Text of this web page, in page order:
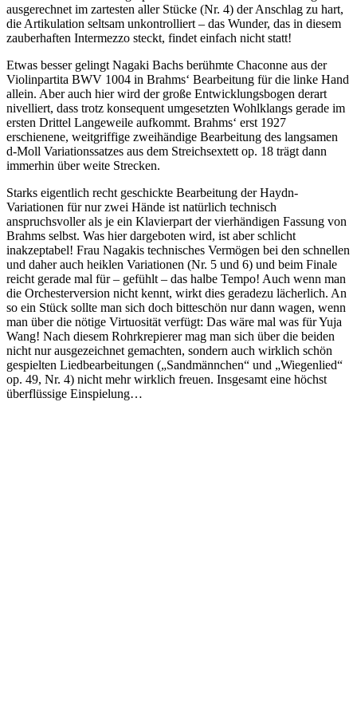
ausgerechnet im zartesten aller Stücke (Nr. 4) der Anschlag zu hart,
die Artikulation seltsam unkontrolliert – das Wunder, das in diesem
zauberhaften Intermezzo steckt, findet einfach nicht statt!
Etwas besser gelingt Nagaki Bachs berühmte Chaconne aus der
Violinpartita BWV 1004 in Brahms‘ Bearbeitung für die linke Hand
allein. Aber auch hier wird der große Entwicklungsbogen derart
nivelliert, dass trotz konsequent umgesetzten Wohlklangs gerade im
ersten Drittel Langeweile aufkommt. Brahms‘ erst 1927
erschienene, weitgriffige zweihändige Bearbeitung des langsamen
d-Moll Variationssatzes aus dem Streichsextett op. 18 trägt dann
immerhin über weite Strecken.
Starks eigentlich recht geschickte Bearbeitung der Haydn-
Variationen für nur zwei Hände ist natürlich technisch
anspruchsvoller als je ein Klavierpart der vierhändigen Fassung von
Brahms selbst. Was hier dargeboten wird, ist aber schlicht
inakzeptabel! Frau Nagakis technisches Vermögen bei den schnellen
und daher auch heiklen Variationen (Nr. 5 und 6) und beim Finale
reicht gerade mal für – gefühlt – das halbe Tempo! Auch wenn man
die Orchesterversion nicht kennt, wirkt dies geradezu lächerlich. An
so ein Stück sollte man sich doch bitteschön nur dann wagen, wenn
man über die nötige Virtuosität verfügt: Das wäre mal was für Yuja
Wang! Nach diesem Rohrkrepierer mag man sich über die beiden
nicht nur ausgezeichnet gemachten, sondern auch wirklich schön
gespielten Liedbearbeitungen („Sandmännchen“ und „Wiegenlied“
op. 49, Nr. 4) nicht mehr wirklich freuen. Insgesamt eine höchst
überflüssige Einspielung…